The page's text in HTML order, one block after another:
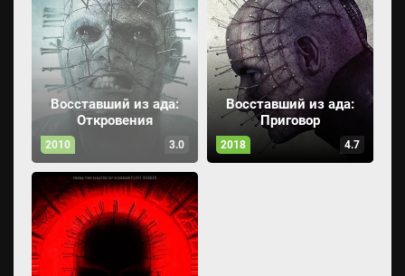
Восставший из ада:
Откровения
2010 3.0
Восставший из ада:
Приговор
2018 4.7